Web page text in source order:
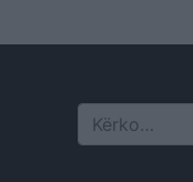
Search